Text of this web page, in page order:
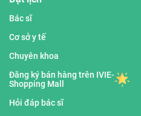
Bác sĩ
Cơ sở y tế
Chuyên khoa
Đăng ký bán hàng trên IVIE-
Shopping Mall
Hỏi đáp bác sĩ